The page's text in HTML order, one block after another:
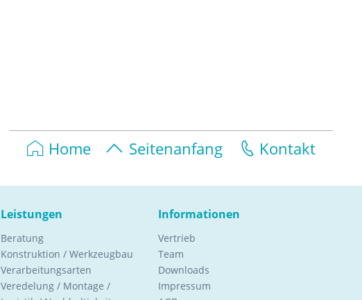
Home Seitenanfang Kontakt
Leistungen
Beratung
Konstruktion / Werkzeugbau
Verarbeitungsarten
Veredelung / Montage /
Informationen
Vertrieb
Team
Downloads
Impressum